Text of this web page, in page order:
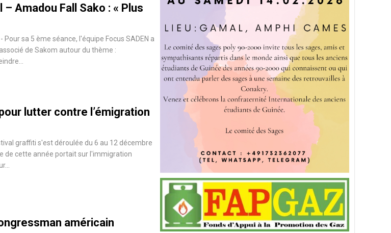
Amadou Fall Sako : « Plus
Pour sa 5 ème séance, l'équipe Focus SADEN a
de Sakom autour du thème :
lutter contre l’émigration
graffiti s'est déroulée du 6 au 12 décembre
de cette année portait sur l'immigration
…
américain